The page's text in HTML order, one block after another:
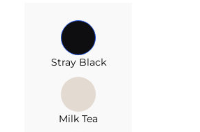
Stray Black
Milk Tea